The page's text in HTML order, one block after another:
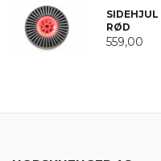
RØD
559,00